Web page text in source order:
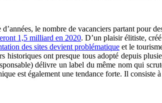
le nombre de vacanciers partant pour
1,5 milliard en 2020. D’un plaisir élitiste,
des sites devient problématique et le
historiques ont presque tous adopté depuis
délivre un label du même nom qui
est également une tendance forte. Il consiste